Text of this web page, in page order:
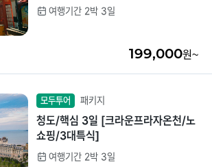
여행기간 2박 3일
199,000원~
모두투어 패키지
청도/핵심 3일 [크라운프라자온천/노
쇼핑/3대특식]
여행기간 2박 3일
라오스
브루나이
싱가포르
인도/네팔